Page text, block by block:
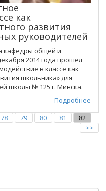
как
развития
руководителей
кафедры общей и
2014 года прошел
в классе как
школьника» для
школы № 125 г. Минска.
Подробнее
78 79 80 81
82
>>